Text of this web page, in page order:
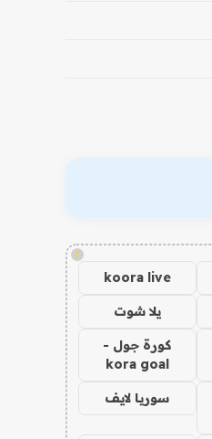
!
koora live
يلا شوت
كورة جول -
kora goal
سوريا لايف